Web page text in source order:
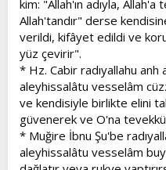
kim: "Allah'ın adıyla,
Allah'tandır" derse
verildi, kifâyet edildi ve
yüz çevirir".
* Hz. Cabir radıyallahu anh
aleyhissalâtu vesselâm
ve kendisiyle birlikte elini
güvenerek ve O'na
* Muğire İbnu Şu'be
aleyhissalâtu vesselâm